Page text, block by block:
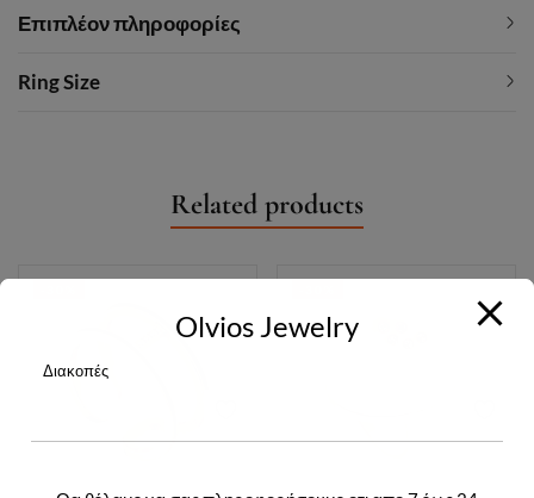
Επιπλέον πληροφορίες
Ring Size
Related products
Olvios Jewelry
Διακοπές